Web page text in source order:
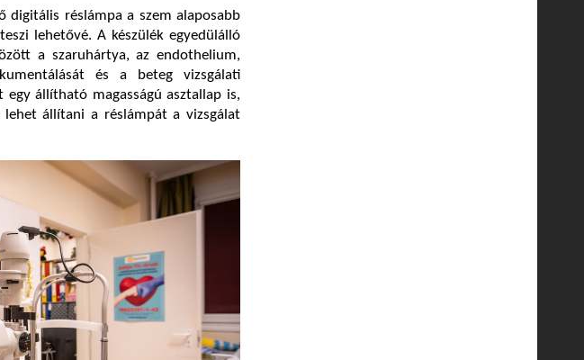
digitális réslámpa a szem alaposabb
lehetővé. A készülék egyedülálló
a szaruhártya, az endothelium,
és a beteg vizsgálati
állítható magasságú asztallap is,
lehet állítani a réslámpát a vizsgálat